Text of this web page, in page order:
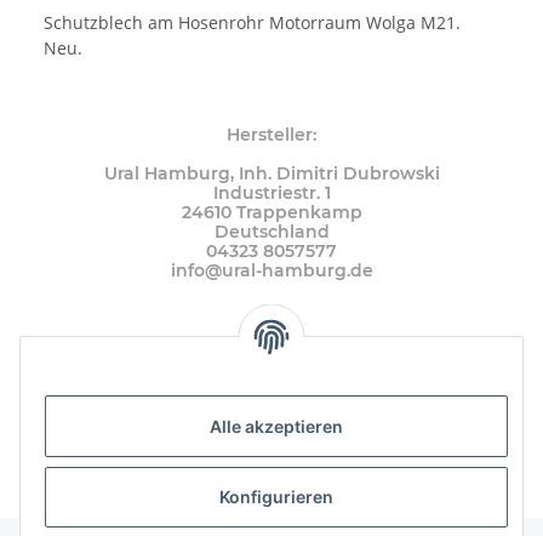
Alle akzeptieren
Konfigurieren
Schutzblech am Hosenrohr Motorraum Wolga M21.
Neu.
Hersteller:
Ural Hamburg, Inh. Dimitri Dubrowski
Industriestr. 1
24610 Trappenkamp
Deutschland
04323 8057577
info@ural-hamburg.de